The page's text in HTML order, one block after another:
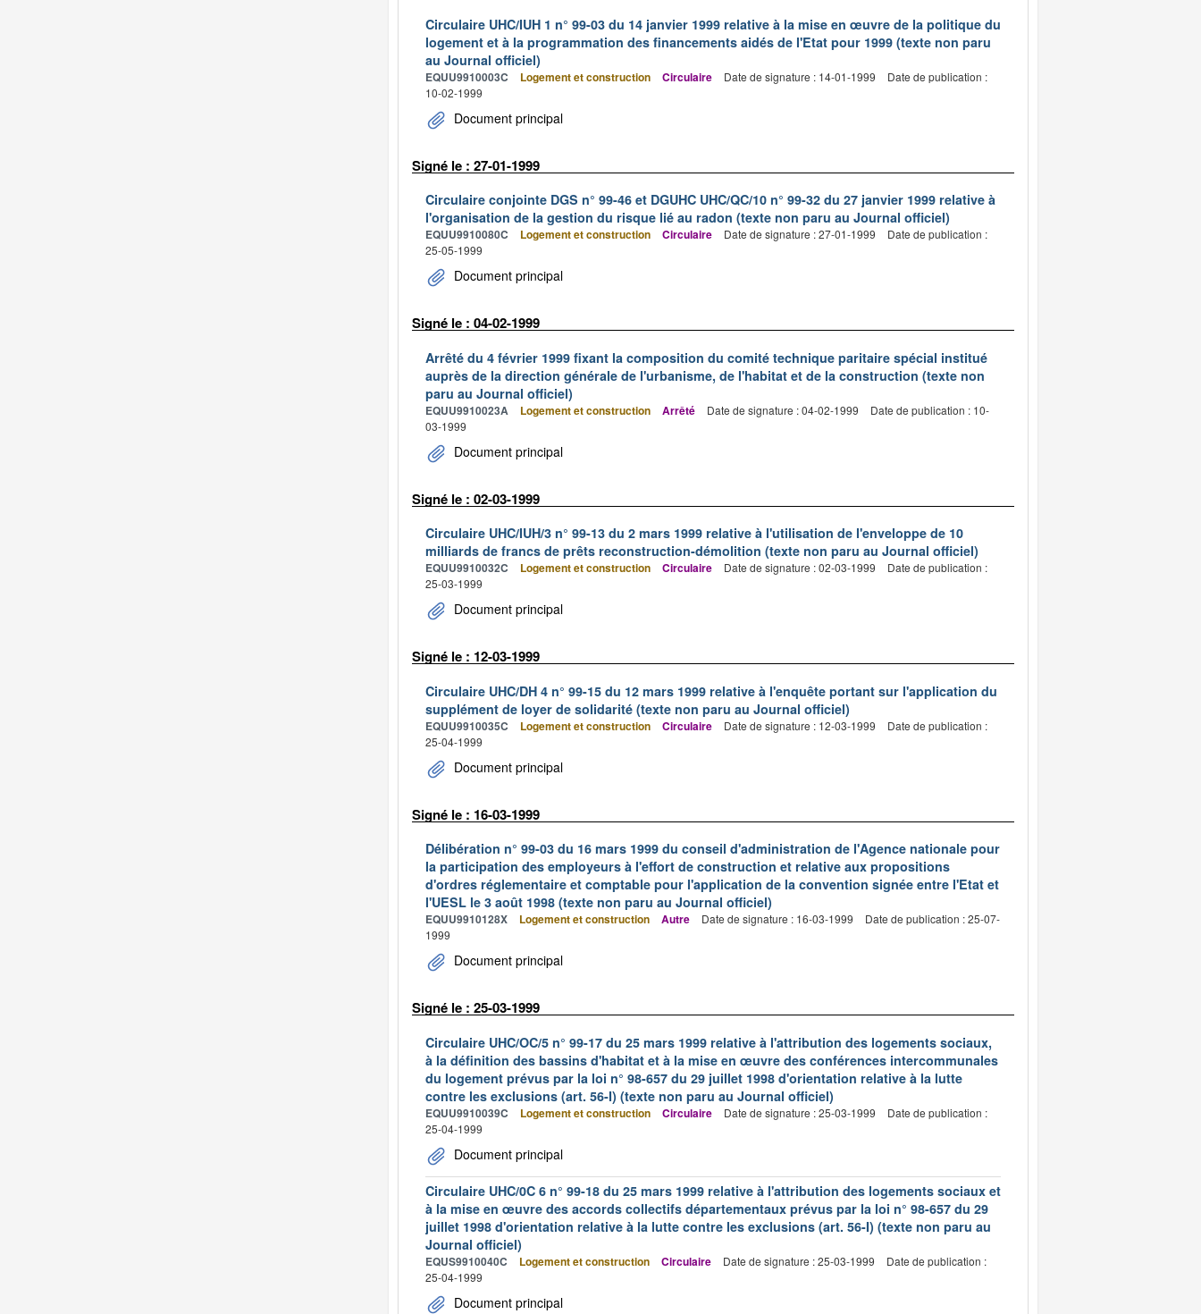
Circulaire UHC/IUH 1 n° 99-03 du 14 janvier 1999 relative à la mise en œuvre de la politique du
logement et à la programmation des financements aidés de l'Etat pour 1999 (texte non paru
au Journal officiel)
EQUU9910003C Logement et construction Circulaire Date de signature : 14-01-1999
Date de publication :
10-02-1999
Document principal
Signé le : 27-01-1999
Circulaire conjointe DGS n° 99-46 et DGUHC UHC/QC/10 n° 99-32 du 27 janvier 1999 relative à
l'organisation de la gestion du risque lié au radon (texte non paru au Journal officiel)
EQUU9910080C Logement et construction Circulaire Date de signature : 27-01-1999
Date de publication :
25-05-1999
Document principal
Signé le : 04-02-1999
Arrêté du 4 février 1999 fixant la composition du comité technique paritaire spécial institué
auprès de la direction générale de l'urbanisme, de l'habitat et de la construction (texte non
paru au Journal officiel)
EQUU9910023A Logement et construction Arrêté Date de signature : 04-02-1999
Date de publication : 10-
03-1999
Document principal
Signé le : 02-03-1999
Circulaire UHC/IUH/3 n° 99-13 du 2 mars 1999 relative à l'utilisation de l'enveloppe de 10
milliards de francs de prêts reconstruction-démolition (texte non paru au Journal officiel)
EQUU9910032C Logement et construction Circulaire Date de signature : 02-03-1999
Date de publication :
25-03-1999
Document principal
Signé le : 12-03-1999
Circulaire UHC/DH 4 n° 99-15 du 12 mars 1999 relative à l'enquête portant sur l'application du
supplément de loyer de solidarité (texte non paru au Journal officiel)
EQUU9910035C Logement et construction Circulaire Date de signature : 12-03-1999
Date de publication :
25-04-1999
Document principal
Signé le : 16-03-1999
Délibération n° 99-03 du 16 mars 1999 du conseil d'administration de l'Agence nationale pour
la participation des employeurs à l'effort de construction et relative aux propositions
d'ordres réglementaire et comptable pour l'application de la convention signée entre l'Etat et
l'UESL le 3 août 1998 (texte non paru au Journal officiel)
EQUU9910128X Logement et construction Autre Date de signature : 16-03-1999
Date de publication : 25-07-
1999
Document principal
Signé le : 25-03-1999
Circulaire UHC/OC/5 n° 99-17 du 25 mars 1999 relative à l'attribution des logements sociaux,
à la définition des bassins d'habitat et à la mise en œuvre des conférences intercommunales
du logement prévus par la loi n° 98-657 du 29 juillet 1998 d'orientation relative à la lutte
contre les exclusions (art. 56-I) (texte non paru au Journal officiel)
EQUU9910039C Logement et construction Circulaire Date de signature : 25-03-1999
Date de publication :
25-04-1999
Document principal
Circulaire UHC/0C 6 n° 99-18 du 25 mars 1999 relative à l'attribution des logements sociaux et
à la mise en œuvre des accords collectifs départementaux prévus par la loi n° 98-657 du 29
juillet 1998 d'orientation relative à la lutte contre les exclusions (art. 56-I) (texte non paru au
Journal officiel)
EQUS9910040C Logement et construction Circulaire Date de signature : 25-03-1999
Date de publication :
25-04-1999
Document principal